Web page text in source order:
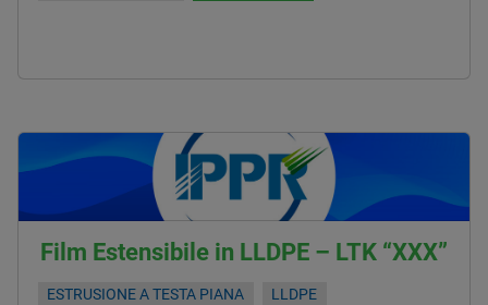
Film Estensibile in LLDPE – LTK “XXX”
ESTRUSIONE A TESTA PIANA
LLDPE